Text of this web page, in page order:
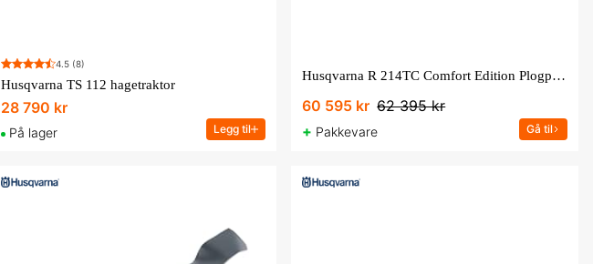
4.5(8)
Husqvarna TS 112 hagetraktor
28 790 kr
På lager Legg til
Husqvarna R 214TC Comfort Edition Plogpakke
60 595 kr 62 395 kr
+ Pakkevare Gå til